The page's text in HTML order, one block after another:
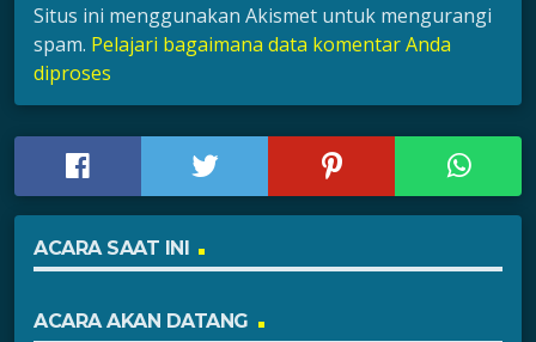
Situs ini menggunakan Akismet untuk mengurangi
spam. Pelajari bagaimana data komentar Anda
diproses
ACARA SAAT INI
ACARA AKAN DATANG